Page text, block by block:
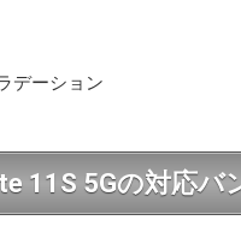
デーション
11S 5Gの対応バ